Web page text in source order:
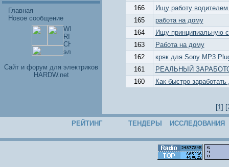
Главная
Новое сообщение
Cайт и форум для электриков
HARDW.net
166
Ищу работу водителем
165
работа на дому
164
Ищу принципиальную
163
Работа на дому
162
кряк для Sony MP3
161
РЕАЛЬНЫЙ
160
Как быстро
[1] [
РЕЙТИНГ ТЕНДЕРЫ ИССЛЕДОВАНИЯ